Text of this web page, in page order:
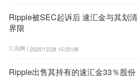
Ripple被SEC起诉后 速汇金与其划清
界限
汇讯网 | 2020/12/28 15:20:08
Ripple出售其持有的速汇金33％股份